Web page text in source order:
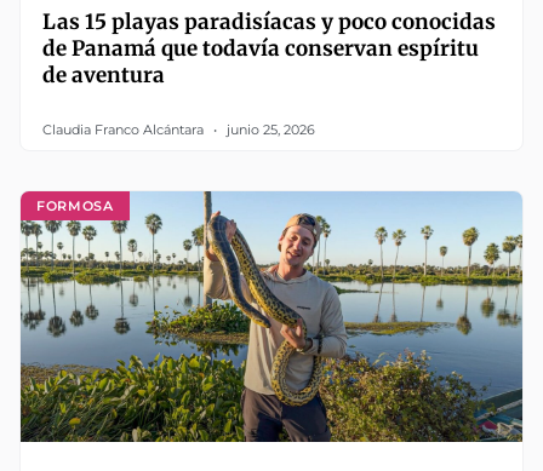
Las 15 playas paradisíacas y poco conocidas
de Panamá que todavía conservan espíritu
de aventura
Claudia Franco Alcántara junio 25, 2026
FORMOSA